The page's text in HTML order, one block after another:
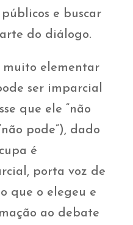
e buscar
arte do diálogo.
muito elementar
ser imparcial
que ele “não
pode”), dado
é
porta voz de
que o elegeu e
ao debate